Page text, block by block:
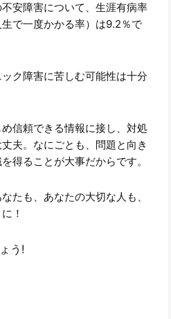
安障害について、生涯有病率
生で一度かかる率）は9.2％で
ク障害に苦しむ可能性は十分
信頼できる情報に接し、対処
夫。なにごとも、問題と向き
得ることが大事だからです。
たも、あなたの大切な人も、
！
う!